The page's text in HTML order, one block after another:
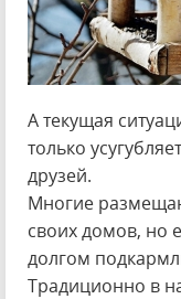
А текущая
только
друзей.
Многие
своих домов, но
долгом
Традиционно в